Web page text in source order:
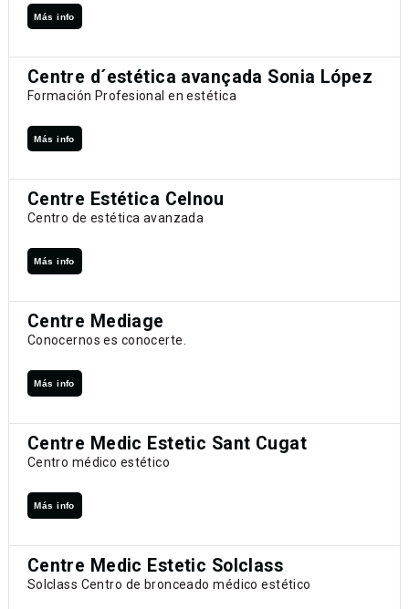
Más info
Centre d´estética avançada Sonia López
Formación Profesional en estética
Más info
Centre Estética Celnou
Centro de estética avanzada
Más info
Centre Mediage
Conocernos es conocerte.
Más info
Centre Medic Estetic Sant Cugat
Centro médico estético
Más info
Centre Medic Estetic Solclass
Solclass Centro de bronceado médico estético